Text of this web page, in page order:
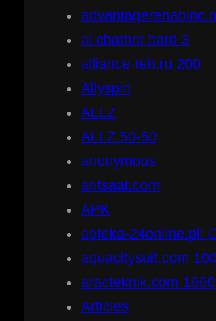
ai chatbot bard 3
alliance-teh.ru 200
Allyspin
ALLZ
ALLZ 50-50
anonymous
antsaat.com
APK
apteka-24online.pl:
aquacitysuit.com
aracteknik.com 1000
Articles